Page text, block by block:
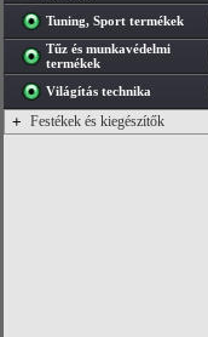
Tuning, Sport termékek
Tűz és munkavédelmi
termékek
Világítás technika
+ Festékek és kiegészítők